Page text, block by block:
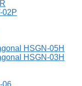
02P
HSGN-05H
HSGN-03H
06